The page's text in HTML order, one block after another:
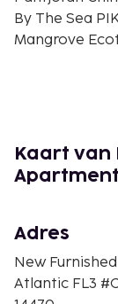
By The Sea
Mangrove
Cengkareng
Bandara City
Sunda Kelapa
Historisch
Taman
De
Kaart van
Adres
New
Atlantic FL3